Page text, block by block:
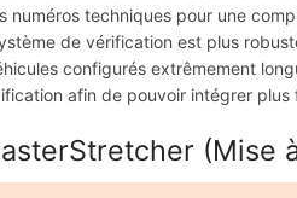
numéros techniques pour une
de vérification est plus
configurés extrêmement
afin de pouvoir intégrer plus
(Mise